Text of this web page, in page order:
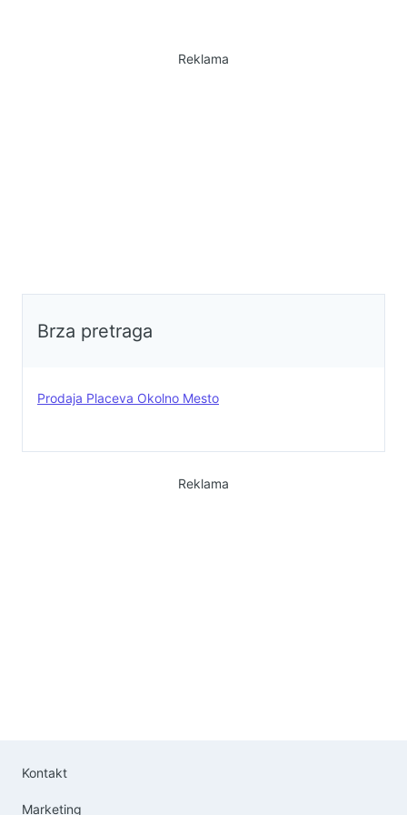
do samoposluge, 500m do
Reklama
Brza pretraga
Prodaja Placeva Okolno Mesto
Reklama
Kontakt
Marketing